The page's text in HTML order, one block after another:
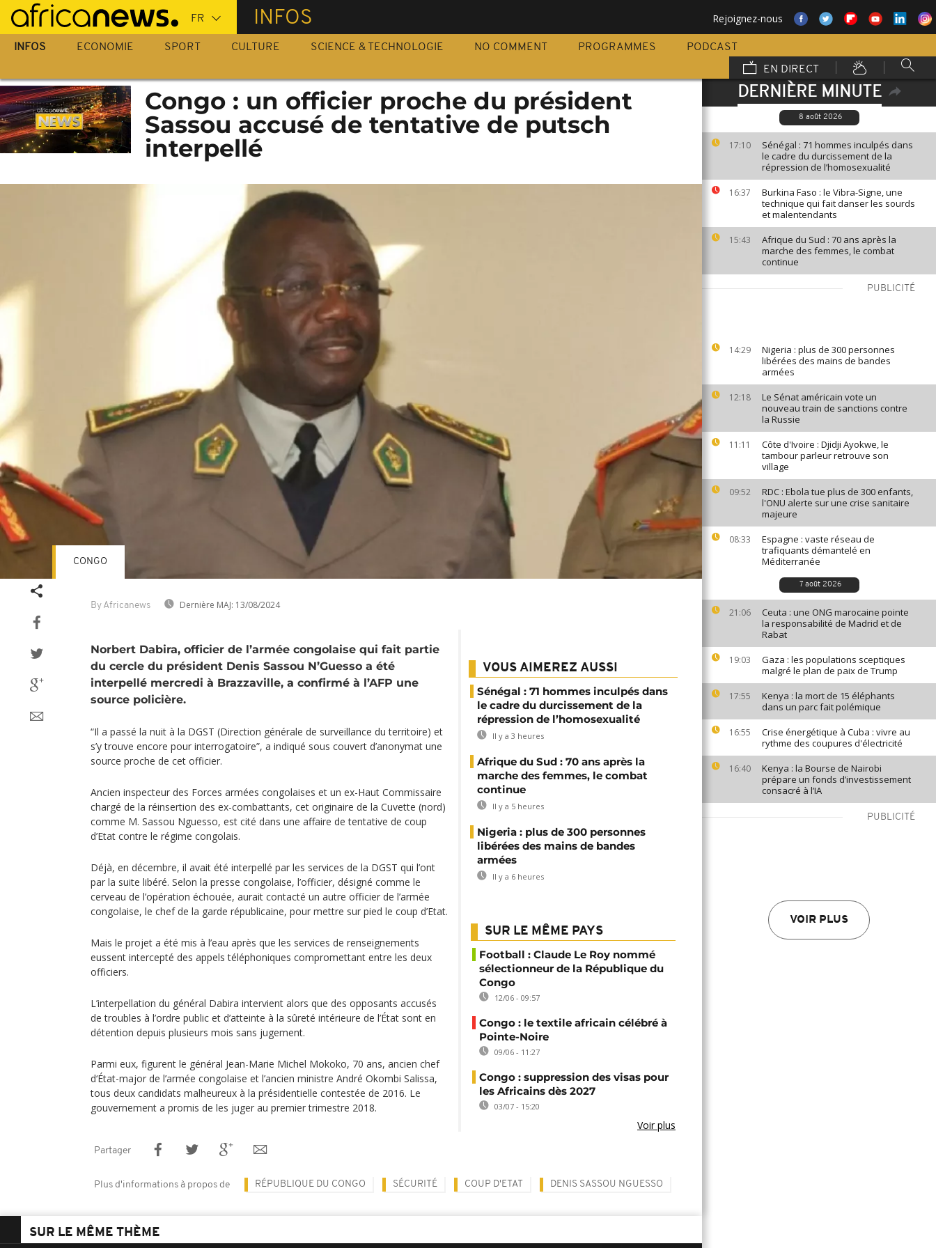
Passer
au
contenu
INFOS Rejoignez-nous
INFOS ECONOMIE SPORT CULTURE SCIENCE & TECHNOLOGIE NO COMMENT PROGRAMMES
PODCAST
EN DIRECT
DERNIÈRE MINUTE
8 août 2026
17:10
Sénégal : 71 hommes inculpés dans
le cadre du durcissement de la
répression de l’homosexualité
16:37
Burkina Faso : le Vibra-Signe, une
technique qui fait danser les sourds
et malentendants
15:43
Afrique du Sud : 70 ans après la
marche des femmes, le combat
continue
PUBLICITÉ
14:29
Nigeria : plus de 300 personnes
libérées des mains de bandes
armées
12:18
Le Sénat américain vote un
nouveau train de sanctions contre
la Russie
11:11
Côte d'Ivoire : Djidji Ayokwe, le
tambour parleur retrouve son
village
09:52
RDC : Ebola tue plus de 300 enfants,
l'ONU alerte sur une crise sanitaire
majeure
08:33
Espagne : vaste réseau de
trafiquants démantelé en
Méditerranée
7 août 2026
21:06
Ceuta : une ONG marocaine pointe
la responsabilité de Madrid et de
Rabat
19:03
Gaza : les populations sceptiques
malgré le plan de paix de Trump
17:55
Kenya : la mort de 15 éléphants
dans un parc fait polémique
16:55
Crise énergétique à Cuba : vivre au
rythme des coupures d'électricité
16:40
Kenya : la Bourse de Nairobi
prépare un fonds d’investissement
consacré à l’IA
PUBLICITÉ
VOIR PLUS
Congo : un officier proche du président
Sassou accusé de tentative de putsch
interpellé
By Africanews Dernière MAJ: 13/08/2024
CONGO
Norbert Dabira, officier de l’armée congolaise qui fait partie
du cercle du président Denis Sassou N’Guesso a été
interpellé mercredi à Brazzaville, a confirmé à l’AFP une
source policière.
“Il a passé la nuit à la DGST (Direction générale de surveillance du territoire) et
s’y trouve encore pour interrogatoire”, a indiqué sous couvert d’anonymat une
source proche de cet officier.
Ancien inspecteur des Forces armées congolaises et un ex-Haut Commissaire
chargé de la réinsertion des ex-combattants, cet originaire de la Cuvette (nord)
comme M. Sassou Nguesso, est cité dans une affaire de tentative de coup
d’Etat contre le régime congolais.
Déjà, en décembre, il avait été interpellé par les services de la DGST qui l’ont
par la suite libéré. Selon la presse congolaise, l’officier, désigné comme le
cerveau de l’opération échouée, aurait contacté un autre officier de l’armée
congolaise, le chef de la garde républicaine, pour mettre sur pied le coup d’Etat.
Mais le projet a été mis à l’eau après que les services de renseignements
eussent intercepté des appels téléphoniques compromettant entre les deux
officiers.
L’interpellation du général Dabira intervient alors que des opposants accusés
de troubles à l’ordre public et d’atteinte à la sûreté intérieure de l’État sont en
détention depuis plusieurs mois sans jugement.
Parmi eux, figurent le général Jean-Marie Michel Mokoko, 70 ans, ancien chef
d‘État-major de l’armée congolaise et l’ancien ministre André Okombi Salissa,
tous deux candidats malheureux à la présidentielle contestée de 2016. Le
gouvernement a promis de les juger au premier trimestre 2018.
VOUS AIMEREZ AUSSI
Sénégal : 71 hommes inculpés dans
le cadre du durcissement de la
répression de l’homosexualité
Il y a 3 heures
Afrique du Sud : 70 ans après la
marche des femmes, le combat
continue
Il y a 5 heures
Nigeria : plus de 300 personnes
libérées des mains de bandes
armées
Il y a 6 heures
SUR LE MÊME PAYS
Football : Claude Le Roy nommé
sélectionneur de la République du
Congo
12/06 - 09:57
Congo : le textile africain célébré à
Pointe-Noire
09/06 - 11:27
Congo : suppression des visas pour
les Africains dès 2027
03/07 - 15:20
Voir plus
Partager
Plus d'informations à propos de RÉPUBLIQUE DU CONGO SÉCURITÉ COUP D'ETAT DENIS SASSOU NGUESSO
SUR LE MÊME THÈME